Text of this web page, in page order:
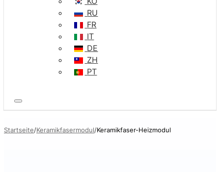
RU
FR
IT
DE
ZH
PT
Startseite Keramikfasermodul Keramikfaser-Heizmodul